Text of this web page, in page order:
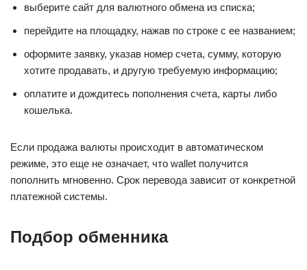
выберите сайт для валютного обмена из списка;
перейдите на площадку, нажав по строке с ее названием;
оформите заявку, указав номер счета, сумму, которую
хотите продавать, и другую требуемую информацию;
оплатите и дождитесь пополнения счета, карты либо
кошелька.
Если продажа валюты происходит в автоматическом
режиме, это еще не означает, что wallet получится
пополнить мгновенно. Срок перевода зависит от конкретной
платежной системы.
Подбор обменника